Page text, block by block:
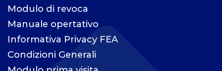
Modulo di revoca
Manuale opertativo
Informativa Privacy FEA
Condizioni Generali